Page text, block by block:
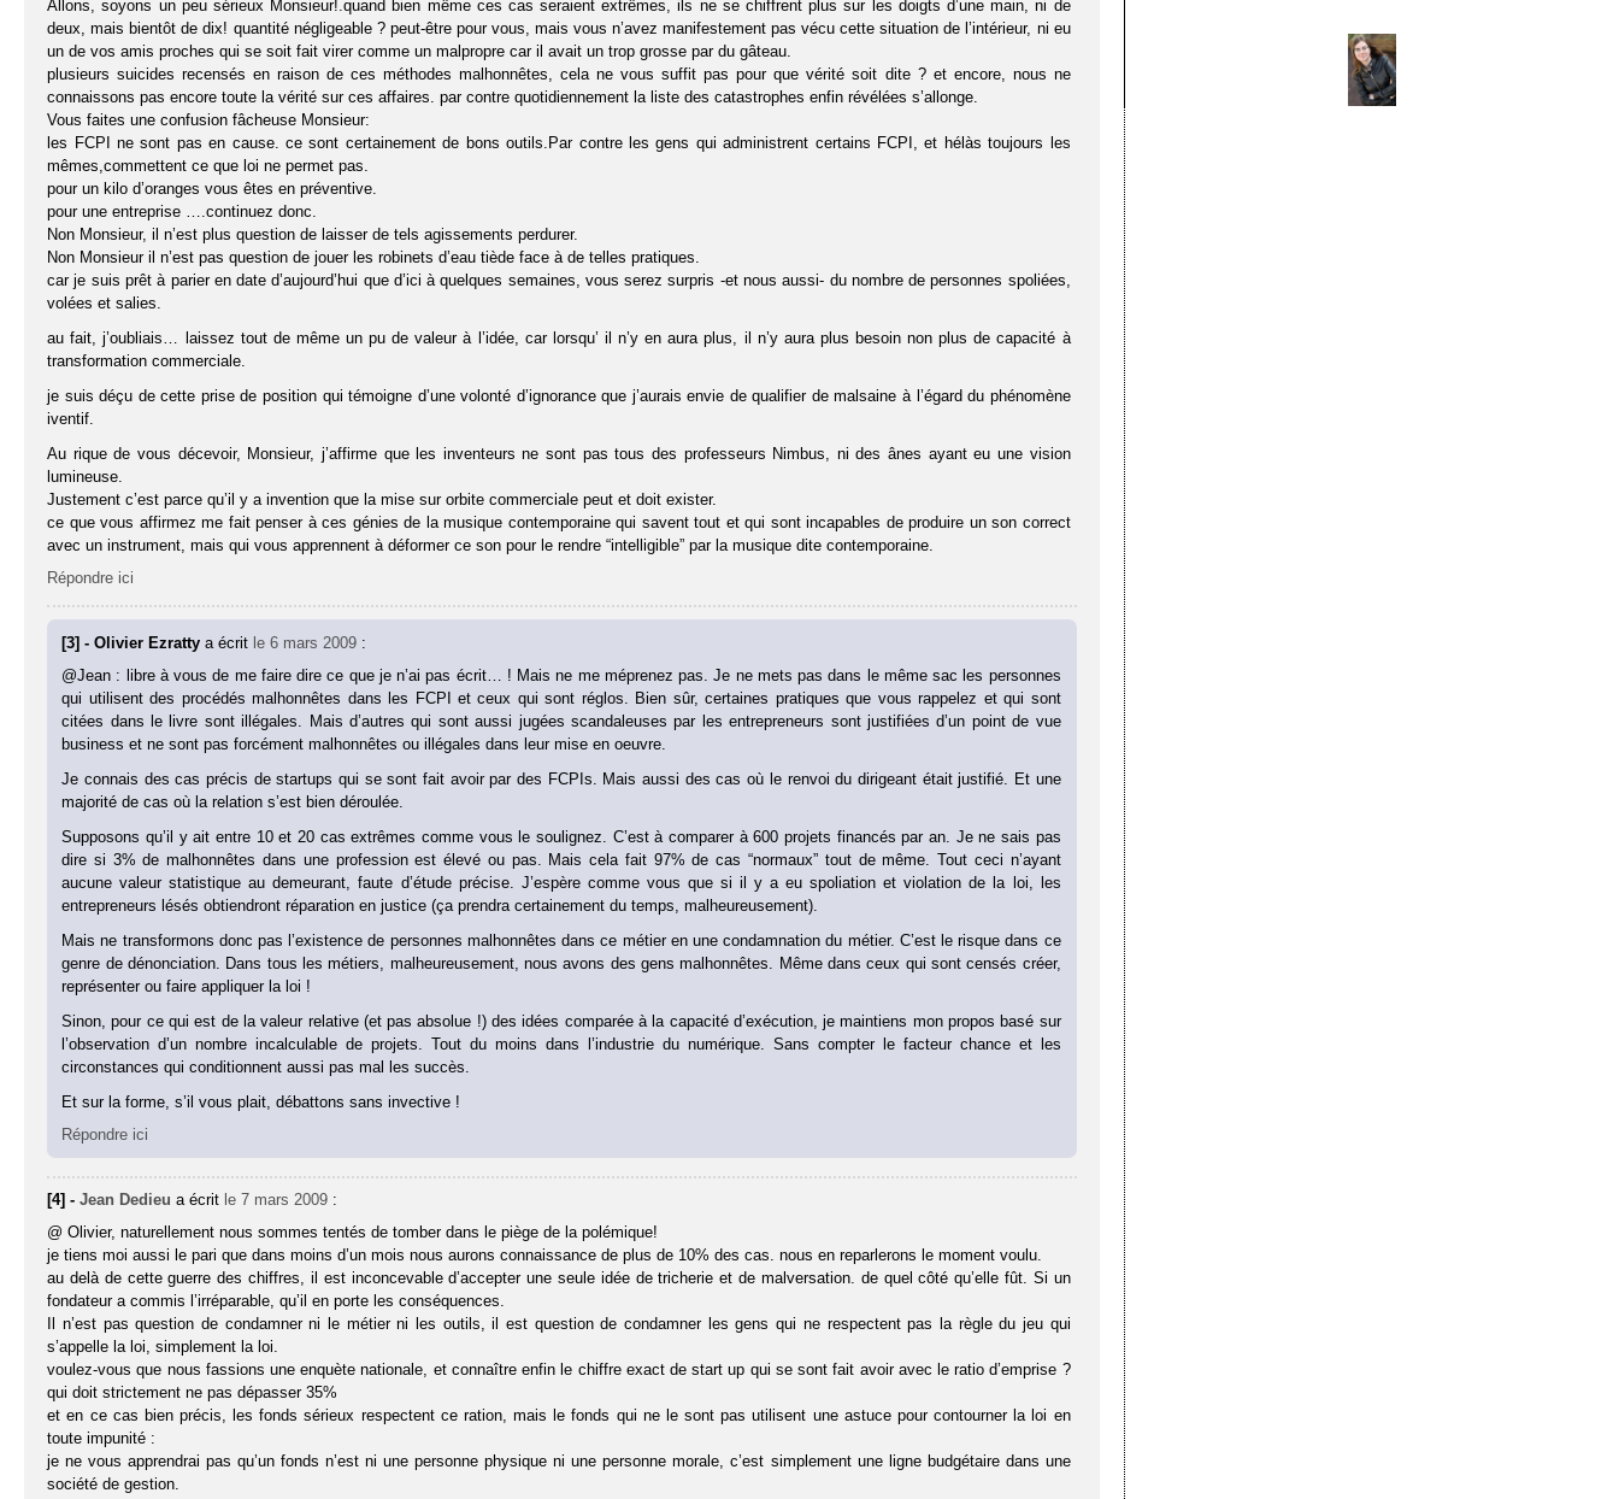
Allons, soyons un peu sérieux Monsieur!.quand bien même ces cas seraient extrêmes, ils ne se chiffrent plus sur les doigts d’une main, ni de
deux, mais bientôt de dix! quantité négligeable ? peut-être pour vous, mais vous n’avez manifestement pas vécu cette situation de l’intérieur, ni eu
un de vos amis proches qui se soit fait virer comme un malpropre car il avait un trop grosse par du gâteau.
plusieurs suicides recensés en raison de ces méthodes malhonnêtes, cela ne vous suffit pas pour que vérité soit dite ? et encore, nous ne
connaissons pas encore toute la vérité sur ces affaires. par contre quotidiennement la liste des catastrophes enfin révélées s’allonge.
Vous faites une confusion fâcheuse Monsieur:
les FCPI ne sont pas en cause. ce sont certainement de bons outils.Par contre les gens qui administrent certains FCPI, et hélàs toujours les
mêmes,commettent ce que loi ne permet pas.
pour un kilo d’oranges vous êtes en préventive.
pour une entreprise ….continuez donc.
Non Monsieur, il n’est plus question de laisser de tels agissements perdurer.
Non Monsieur il n’est pas question de jouer les robinets d’eau tiède face à de telles pratiques.
car je suis prêt à parier en date d’aujourd’hui que d’ici à quelques semaines, vous serez surpris -et nous aussi- du nombre de personnes spoliées,
volées et salies.
au fait, j’oubliais… laissez tout de même un pu de valeur à l’idée, car lorsqu’ il n’y en aura plus, il n’y aura plus besoin non plus de capacité à
transformation commerciale.
je suis déçu de cette prise de position qui témoigne d’une volonté d’ignorance que j’aurais envie de qualifier de malsaine à l’égard du phénomène
iventif.
Au rique de vous décevoir, Monsieur, j’affirme que les inventeurs ne sont pas tous des professeurs Nimbus, ni des ânes ayant eu une vision
lumineuse.
Justement c’est parce qu’il y a invention que la mise sur orbite commerciale peut et doit exister.
ce que vous affirmez me fait penser à ces génies de la musique contemporaine qui savent tout et qui sont incapables de produire un son correct
avec un instrument, mais qui vous apprennent à déformer ce son pour le rendre “intelligible” par la musique dite contemporaine.
Répondre ici
[3] - Olivier Ezrattya écrit le 6 mars 2009 :
@Jean : libre à vous de me faire dire ce que je n’ai pas écrit… ! Mais ne me méprenez pas. Je ne mets pas dans le même sac les personnes
qui utilisent des procédés malhonnêtes dans les FCPI et ceux qui sont réglos. Bien sûr, certaines pratiques que vous rappelez et qui sont
citées dans le livre sont illégales. Mais d’autres qui sont aussi jugées scandaleuses par les entrepreneurs sont justifiées d’un point de vue
business et ne sont pas forcément malhonnêtes ou illégales dans leur mise en oeuvre.
Je connais des cas précis de startups qui se sont fait avoir par des FCPIs. Mais aussi des cas où le renvoi du dirigeant était justifié. Et une
majorité de cas où la relation s’est bien déroulée.
Supposons qu’il y ait entre 10 et 20 cas extrêmes comme vous le soulignez. C’est à comparer à 600 projets financés par an. Je ne sais pas
dire si 3% de malhonnêtes dans une profession est élevé ou pas. Mais cela fait 97% de cas “normaux” tout de même. Tout ceci n’ayant
aucune valeur statistique au demeurant, faute d’étude précise. J’espère comme vous que si il y a eu spoliation et violation de la loi, les
entrepreneurs lésés obtiendront réparation en justice (ça prendra certainement du temps, malheureusement).
Mais ne transformons donc pas l’existence de personnes malhonnêtes dans ce métier en une condamnation du métier. C’est le risque dans ce
genre de dénonciation. Dans tous les métiers, malheureusement, nous avons des gens malhonnêtes. Même dans ceux qui sont censés créer,
représenter ou faire appliquer la loi !
Sinon, pour ce qui est de la valeur relative (et pas absolue !) des idées comparée à la capacité d’exécution, je maintiens mon propos basé sur
l’observation d’un nombre incalculable de projets. Tout du moins dans l’industrie du numérique. Sans compter le facteur chance et les
circonstances qui conditionnent aussi pas mal les succès.
Et sur la forme, s’il vous plait, débattons sans invective !
Répondre ici
[4] -Jean Dedieu a écrit le 7 mars 2009 :
@ Olivier, naturellement nous sommes tentés de tomber dans le piège de la polémique!
je tiens moi aussi le pari que dans moins d’un mois nous aurons connaissance de plus de 10% des cas. nous en reparlerons le moment voulu.
au delà de cette guerre des chiffres, il est inconcevable d’accepter une seule idée de tricherie et de malversation. de quel côté qu’elle fût. Si un
fondateur a commis l’irréparable, qu’il en porte les conséquences.
Il n’est pas question de condamner ni le métier ni les outils, il est question de condamner les gens qui ne respectent pas la règle du jeu qui
s’appelle la loi, simplement la loi.
voulez-vous que nous fassions une enquète nationale, et connaître enfin le chiffre exact de start up qui se sont fait avoir avec le ratio d’emprise ?
qui doit strictement ne pas dépasser 35%
et en ce cas bien précis, les fonds sérieux respectent ce ration, mais le fonds qui ne le sont pas utilisent une astuce pour contourner la loi en
toute impunité :
je ne vous apprendrai pas qu’un fonds n’est ni une personne physique ni une personne morale, c’est simplement une ligne budgétaire dans une
société de gestion.